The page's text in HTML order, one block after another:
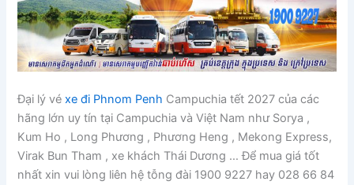
Đại lý véxe đi Phnom Penh Campuchia tết 2027 của các
hãng lớn uy tín tại Campuchia và Việt Nam như Sorya ,
Kum Ho , Long Phương , Phương Heng , Mekong Express,
Virak Bun Tham , xe khách Thái Dương … Để mua giá tốt
nhất xin vui lòng liên hệ tỗng đài 1900 9227 hay 028 66 84